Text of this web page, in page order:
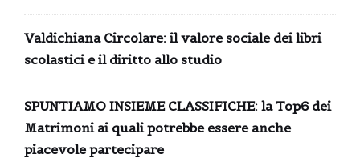
Valdichiana Circolare: il valore sociale dei libri
scolastici e il diritto allo studio
SPUNTIAMO INSIEME CLASSIFICHE: la Top6 dei
Matrimoni ai quali potrebbe essere anche
piacevole partecipare